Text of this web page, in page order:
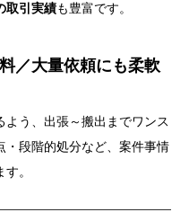
取引実績も豊富です。
／大量依頼にも柔軟
よう、出張～搬出までワンス
・段階的処分など、案件事情
。